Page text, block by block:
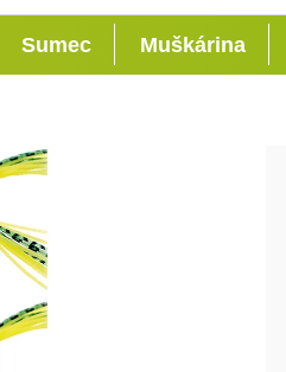
Sumec Muškárina